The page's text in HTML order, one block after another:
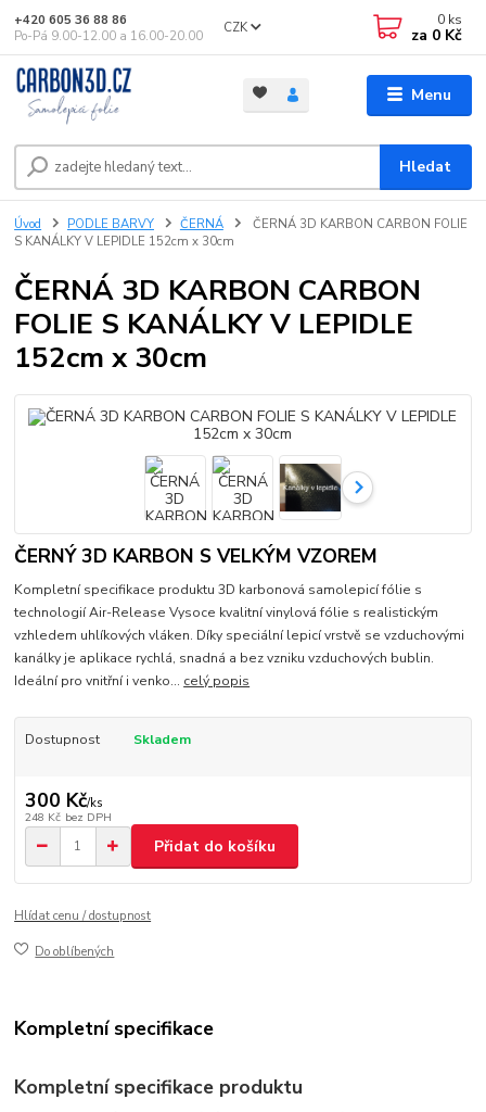
Menu
CZK
Hledat
+420 605 36 88 86
Po-Pá 9.00-12.00 a 16.00-20.00
0 ks
za 0 Kč
Úvod PODLE BARVY ČERNÁ
ČERNÁ 3D KARBON CARBON FOLIE
S KANÁLKY V LEPIDLE 152cm x 30cm
ČERNÁ 3D KARBON CARBON
FOLIE S KANÁLKY V LEPIDLE
152cm x 30cm
ČERNÝ 3D KARBON S VELKÝM VZOREM
Kompletní specifikace produktu 3D karbonová samolepicí fólie s
technologií Air-Release Vysoce kvalitní vinylová fólie s realistickým
vzhledem uhlíkových vláken. Díky speciální lepicí vrstvě se vzduchovými
kanálky je aplikace rychlá, snadná a bez vzniku vzduchových bublin.
Ideální pro vnitřní i venko... celý popis
Dostupnost Skladem
300 Kč/ks
248 Kč bez DPH
Přidat do košíku
Hlídat cenu / dostupnost
Do oblíbených
Kompletní specifikace
Kompletní specifikace produktu